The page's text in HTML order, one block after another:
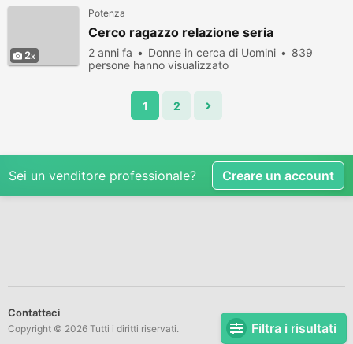
Filtra i risultati
2
Potenza
Cerco ragazzo relazione seria
2 anni fa Donne in cerca di Uomini
839
persone hanno visualizzato
1 2
Sei un venditore professionale? Creare un account
Contattaci
Copyright © 2026 Tutti i diritti riservati.